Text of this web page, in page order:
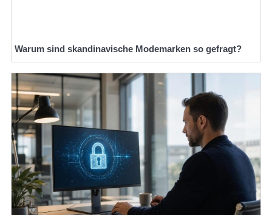
Warum sind skandinavische Modemarken so gefragt?